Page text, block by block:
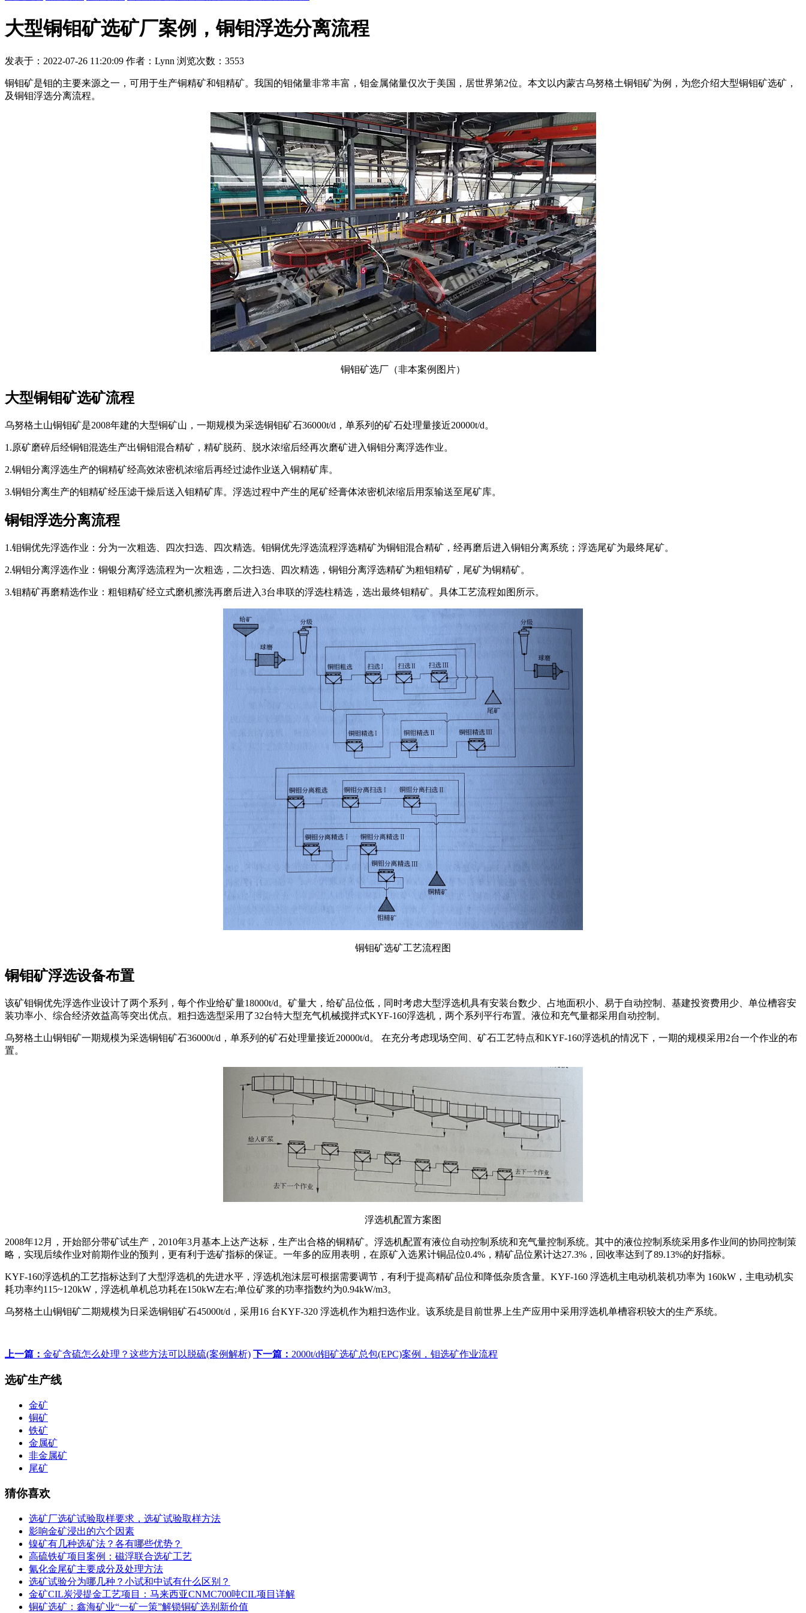
大型铜钼矿选矿厂案例，铜钼浮选分离流程
发表于：2022-07-26 11:20:09 作者：Lynn 浏览次数：3553
铜钼矿是钼的主要来源之一，可用于生产铜精矿和钼精矿。我国的钼储量非常丰富，钼金属储量仅次于美国，居世界第2位。本文以内蒙古乌努格土铜钼矿为例，为您介绍大型铜钼矿选矿，
及铜钼浮选分离流程。
铜钼矿选厂（非本案例图片）
大型铜钼矿选矿流程
乌努格土山铜钼矿是2008年建的大型铜矿山，一期规模为采选铜钼矿石36000t/d，单系列的矿石处理量接近20000t/d。
1.原矿磨碎后经铜钼混选生产出铜钼混合精矿，精矿脱药、脱水浓缩后经再次磨矿进入铜钼分离浮选作业。
2.铜钼分离浮选生产的铜精矿经高效浓密机浓缩后再经过滤作业送入铜精矿库。
3.铜钼分离生产的钼精矿经压滤干燥后送入钼精矿库。浮选过程中产生的尾矿经膏体浓密机浓缩后用泵输送至尾矿库。
铜钼浮选分离流程
1.钼铜优先浮选作业：分为一次粗选、四次扫选、四次精选。钼铜优先浮选流程浮选精矿为铜钼混合精矿，经再磨后进入铜钼分离系统；浮选尾矿为最终尾矿。
2.铜钼分离浮选作业：铜银分离浮选流程为一次粗选，二次扫选、四次精选，铜钼分离浮选精矿为粗钼精矿，尾矿为铜精矿。
3.钼精矿再磨精选作业：粗钼精矿经立式磨机擦洗再磨后进入3台串联的浮选柱精选，选出最终钼精矿。具体工艺流程如图所示。
铜钼矿选矿工艺流程图
铜钼矿浮选设备布置
该矿钼铜优先浮选作业设计了两个系列，每个作业给矿量18000t/d。矿量大，给矿品位低，同时考虑大型浮选机具有安装台数少、占地面积小、易于自动控制、基建投资费用少、单位槽容安
装功率小、综合经济效益高等突出优点。粗扫选选型采用了32台特大型充气机械搅拌式KYF-160浮选机，两个系列平行布置。液位和充气量都采用自动控制。
乌努格土山铜钼矿一期规模为采选铜钼矿石36000t/d，单系列的矿石处理量接近20000t/d。 在充分考虑现场空间、矿石工艺特点和KYF-160浮选机的情况下，一期的规模采用2台一个作业的布
置。
浮选机配置方案图
2008年12月，开始部分带矿试生产，2010年3月基本上达产达标，生产出合格的铜精矿。浮选机配置有液位自动控制系统和充气量控制系统。其中的液位控制系统采用多作业间的协同控制策
略，实现后续作业对前期作业的预判，更有利于选矿指标的保证。一年多的应用表明，在原矿入选累计铜品位0.4%，精矿品位累计达27.3%，回收率达到了89.13%的好指标。
KYF-160浮选机的工艺指标达到了大型浮选机的先进水平，浮选机泡沫层可根据需要调节，有利于提高精矿品位和降低杂质含量。KYF-160 浮选机主电动机装机功率为 160kW，主电动机实
耗功率约115~120kW，浮选机单机总功耗在150kW左右;单位矿浆的功率指数约为0.94kW/m3。
乌努格土山铜钼矿二期规模为日采选铜钼矿石45000t/d，采用16 台KYF-320 浮选机作为粗扫选作业。该系统是目前世界上生产应用中采用浮选机单槽容积较大的生产系统。
上一篇： 金矿含硫怎么处理？这些方法可以脱硫(案例解析) 下一篇： 2000t/d钼矿选矿总包(EPC)案例，钼选矿作业流程
选矿生产线
金矿
铜矿
铁矿
金属矿
非金属矿
尾矿
猜你喜欢
选矿厂选矿试验取样要求，选矿试验取样方法
影响金矿浸出的六个因素
镍矿有几种选矿法？各有哪些优势？
高硫铁矿项目案例：磁浮联合选矿工艺
氰化金尾矿主要成分及处理方法
选矿试验分为哪几种？小试和中试有什么区别？
金矿CIL炭浸提金工艺项目：马来西亚CNMC700吨CIL项目详解
铜矿选矿：鑫海矿业“一矿一策”解锁铜矿选别新价值